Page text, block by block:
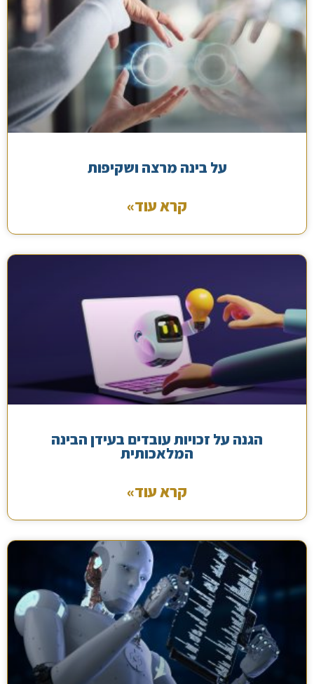
על בינה מרצה ושקיפות
קרא עוד»
הגנה על זכויות עובדים בעידן הבינה
המלאכותית
קרא עוד»